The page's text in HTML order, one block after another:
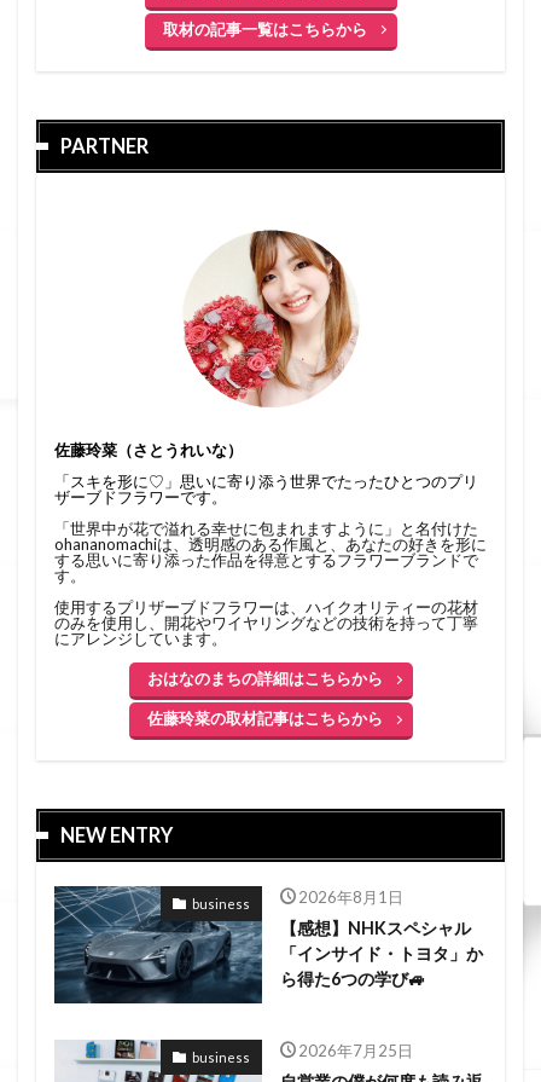
取材の記事一覧はこちらから
PARTNER
佐藤玲菜（さとうれいな）
「スキを形に♡」思いに寄り添う世界でたったひとつのプリ
ザーブドフラワーです。
「世界中が花で溢れる幸せに包まれますように」と名付けた
ohananomachiは、透明感のある作風と、あなたの好きを形に
する思いに寄り添った作品を得意とするフラワーブランドで
す。
使用するプリザーブドフラワーは、ハイクオリティーの花材
のみを使用し、開花やワイヤリングなどの技術を持って丁寧
にアレンジしています。
おはなのまちの詳細はこちらから
佐藤玲菜の取材記事はこちらから
NEW ENTRY
business 2026年8月1日
【感想】NHKスペシャル
「インサイド・トヨタ」か
ら得た6つの学び🚙
business 2026年7月25日